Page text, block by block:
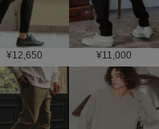
¥12,650 ¥11,000